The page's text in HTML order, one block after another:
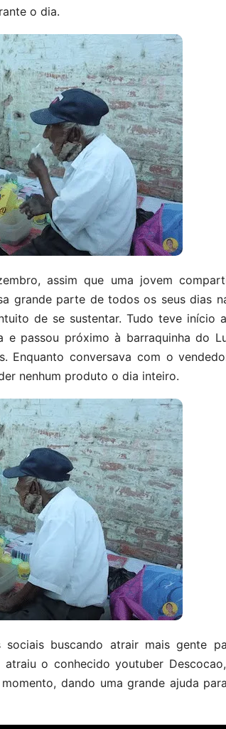
o dia.
assim que uma jovem
grande parte de todos os seus dias
de se sustentar. Tudo teve início
e passou próximo à barraquinha do
Enquanto conversava com o
nenhum produto o dia inteiro.
buscando atrair mais gente
o conhecido youtuber
dando uma grande ajuda